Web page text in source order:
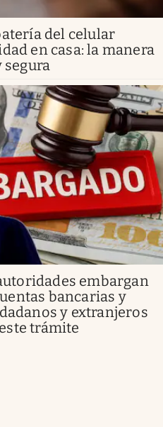
del celular
en casa: la manera
segura
embargan
bancarias y
y extranjeros
trámite